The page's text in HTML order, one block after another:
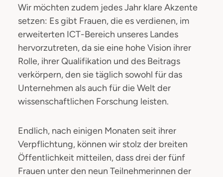
Wir möchten zudem jedes Jahr klare Akzente
setzen: Es gibt Frauen, die es verdienen, im
erweiterten ICT-Bereich unseres Landes
hervorzutreten, da sie eine hohe Vision ihrer
Rolle, ihrer Qualifikation und des Beitrags
verkörpern, den sie täglich sowohl für das
Unternehmen als auch für die Welt der
wissenschaftlichen Forschung leisten.
Endlich, nach einigen Monaten seit ihrer
Verpflichtung, können wir stolz der breiten
Öffentlichkeit mitteilen, dass drei der fünf
Frauen unter den neun Teilnehmerinnen der